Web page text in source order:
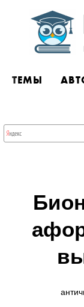
ТЕМЫ